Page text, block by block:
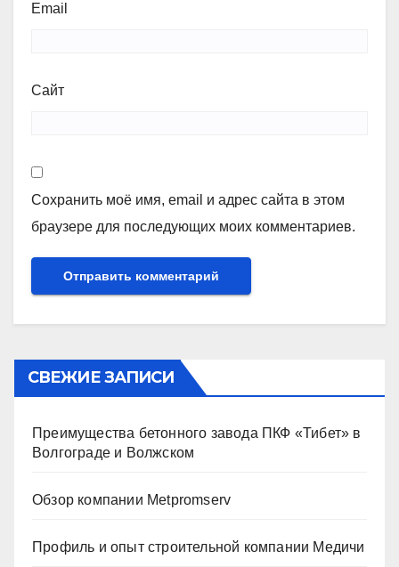
Email
Сайт
Сохранить моё имя, email и адрес сайта в этом
браузере для последующих моих комментариев.
СВЕЖИЕ ЗАПИСИ
Преимущества бетонного завода ПКФ «Тибет» в
Волгограде и Волжском
Обзор компании Metpromserv
Профиль и опыт строительной компании Медичи